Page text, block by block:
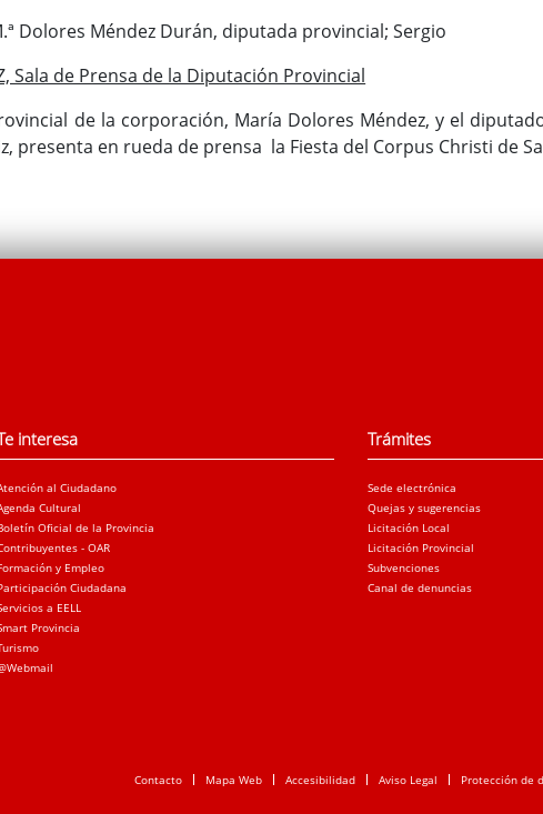
Dolores Méndez Durán, diputada provincial; Sergio
Sala de Prensa de la Diputación Provincial
de la corporación, María Dolores Méndez, y el
presenta en rueda de prensa la Fiesta del Corpus Christi de
interesa
al Ciudadano
Cultural
Oficial de la Provincia
- OAR
y Empleo
Ciudadana
a EELL
Provincia
Trámites
Sede electrónica
Quejas y sugerencias
Licitación Local
Licitación Provincial
Subvenciones
Canal de denuncias
Contacto Mapa Web Accesibilidad Aviso Legal Protección de